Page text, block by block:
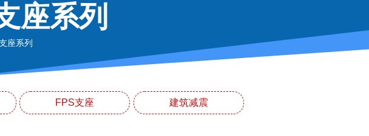
座系列
座系列
FPS支座 建筑减震